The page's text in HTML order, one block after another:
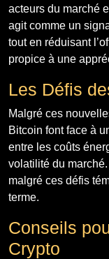
acteurs du marché
agit comme un
tout en réduisant
propice à une
Les Défis
Malgré ces
Bitcoin font face à
entre les coûts
volatilité du marché.
malgré ces défis
terme.
Conseils
Crypto